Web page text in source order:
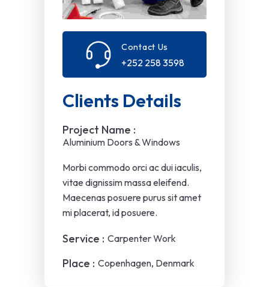
Clients Details
Project Name :
Aluminium Doors & Windows
Morbi commodo orci ac dui iaculis,
vitae dignissim massa eleifend.
Maecenas posuere purus sit amet
mi placerat, id posuere.
Service : Carpenter Work
Place : Copenhagen, Denmark
Contact Us
+252 258 3598